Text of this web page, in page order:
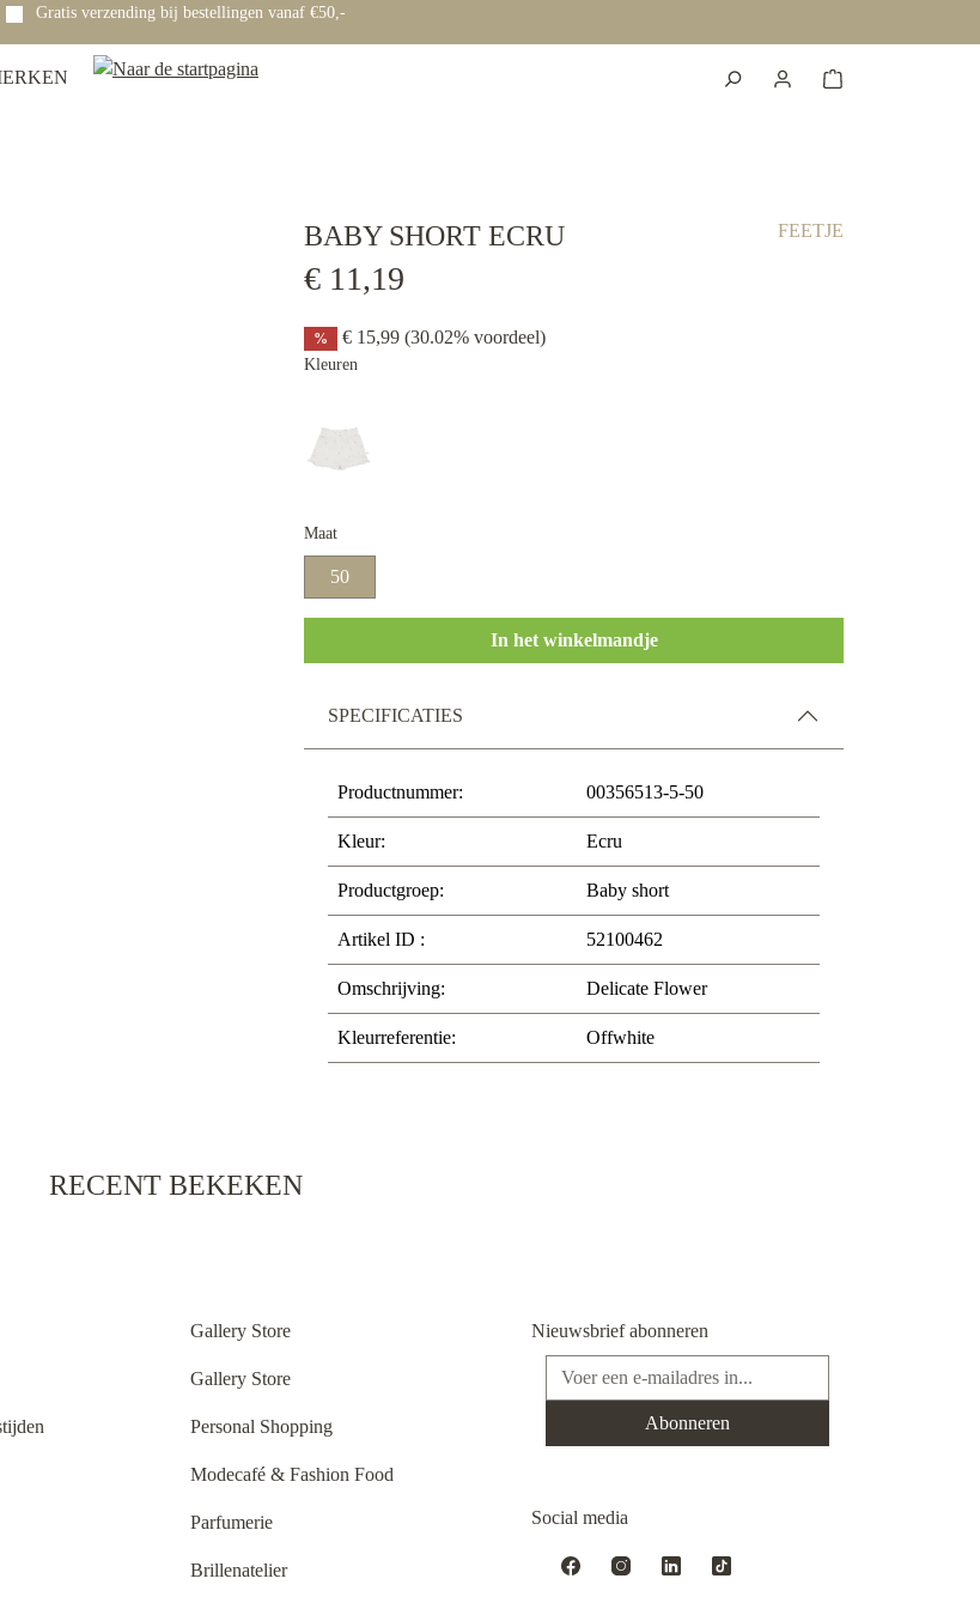
Gratis verzending bij bestellingen vanaf €50,-
BABY SHORT ECRU FEETJE
€ 11,19
% € 15,99 (30.02% voordeel)
Kleuren
Maat
50
In het winkelmandje
SPECIFICATIES
Productnummer: 00356513-5-50
Kleur: Ecru
Productgroep: Baby short
Artikel ID : 52100462
Omschrijving: Delicate Flower
Kleurreferentie: Offwhite
RECENT BEKEKEN
Gallery Store
Gallery Store
Personal Shopping
Modecafé & Fashion Food
Parfumerie
Brillenatelier
Nieuwsbrief abonneren
E-mailadres*
Abonneren
Social media